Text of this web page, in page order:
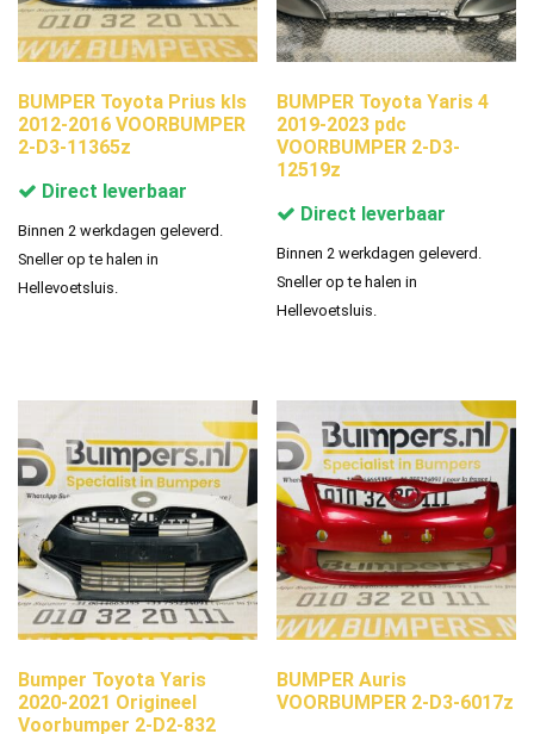
BUMPER Toyota Prius kls
2012-2016 VOORBUMPER
2-D3-11365z
Direct leverbaar
Binnen 2 werkdagen geleverd.
Sneller op te halen in
Hellevoetsluis.
BUMPER Toyota Yaris 4
2019-2023 pdc
VOORBUMPER 2-D3-
12519z
Direct leverbaar
Binnen 2 werkdagen geleverd.
Sneller op te halen in
Hellevoetsluis.
Bumper Toyota Yaris
2020-2021 Origineel
Voorbumper 2-D2-832
BUMPER Auris
VOORBUMPER 2-D3-6017z